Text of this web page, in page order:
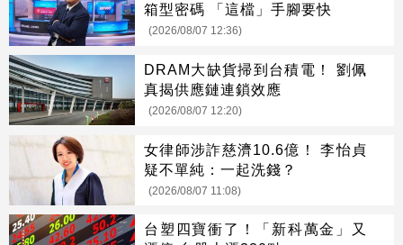
箱型密碼 「這檔」手腳要快
(2026/08/07 12:36)
DRAM大缺貨掃到台積電！ 劉佩
真揭供應鏈連鎖效應
(2026/08/07 12:20)
女律師涉詐慈濟10.6億！ 李怡貞
疑不單純：一起洗錢？
(2026/08/07 11:08)
台塑四寶衝了！「新科萬金」又